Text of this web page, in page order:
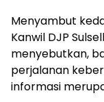
Menyambut
Kanwil DJP
menyebutkan,
perjalanan
informasi